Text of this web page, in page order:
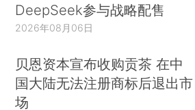
DeepSeek参与战略配售
2026年08月06日
贝恩资本宣布收购贡茶 在中
国大陆无法注册商标后退出市
场